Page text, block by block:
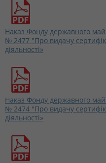
Наказ Фонду державного
№ 2477 "Про видачу
діяльності»
Наказ Фонду державного
№ 2474 "Про видачу
діяльності»